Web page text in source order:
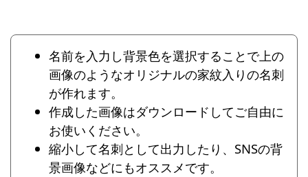
名前を入力し背景色を選択することで上の
画像のようなオリジナルの家紋入りの名刺
が作れます。
作成した画像はダウンロードしてご自由に
お使いください。
縮小して名刺として出力したり、SNSの背
景画像などにもオススメです。